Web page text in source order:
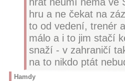
hru a ne čekat na
to od vedení, trenér
málo a i to jim stačí
snaží - v zahraničí
na to nikdo ptát
Hamdy